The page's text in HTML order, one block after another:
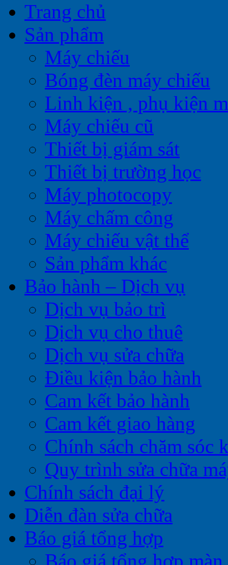
Trang chủ
Sản phẩm
Máy chiếu
Bóng đèn máy chiếu
Linh kiện , phụ kiện
Máy chiếu cũ
Thiết bị giám sát
Thiết bị trường học
Máy photocopy
Máy chấm công
Máy chiếu vật thể
Sản phẩm khác
Bảo hành – Dịch vụ
Dịch vụ bảo trì
Dịch vụ cho thuê
Dịch vụ sửa chữa
Điều kiện bảo hành
Cam kết bảo hành
Cam kết giao hàng
Chính sách chăm sóc
Quy trình sửa chữa
Chính sách đại lý
Diễn đàn sửa chữa
Báo giá tổng hợp